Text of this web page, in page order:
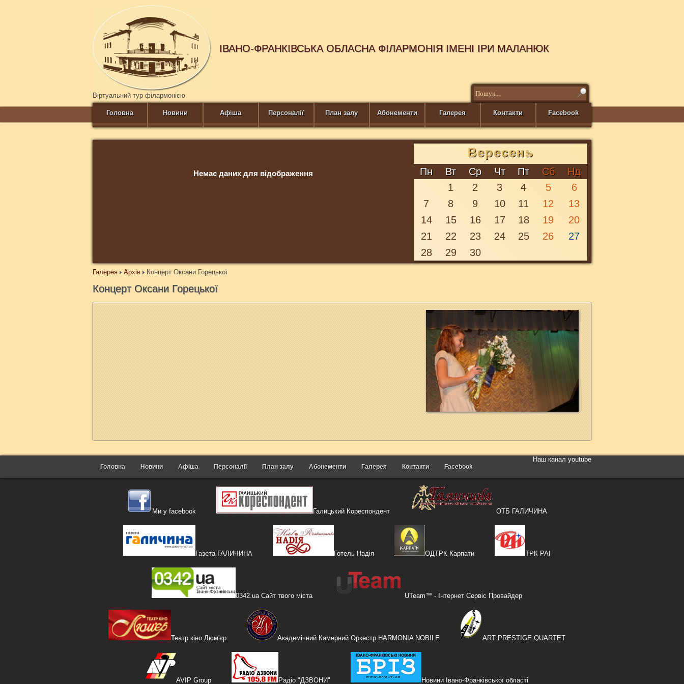
ІВАНО-ФРАНКІВСЬКА ОБЛАСНА ФІЛАРМОНІЯ ІМЕНІ ІРИ МАЛАНЮК
Віртуальний тур філармонією
Головна Новини Афіша Персоналії План залу Абонементи Галерея Контакти Facebook
Немає даних для відображення
Вересень
Пн Вт Ср Чт Пт Сб
Нд
1
2 3 4 5
6
7
8 9 10 11 12
13
14
15 16 17 18 19
20
21
22 23 24 25 26
27
28
29 30
Галерея Архів Концерт Оксани Горецької
Концерт Оксани Горецької
Головна Новини Афіша Персоналії План залу Абонементи Галерея Контакти Facebook
Наш канал youtube
Ми у facebook Галицький Кореспондент ОТБ ГАЛИЧИНА
Газета ГАЛИЧИНА Готель Надія ОДТРК Карпати ТРК РАІ
0342.ua Сайт твого міста UTeam™ - Інтернет Сервіс Провайдер
Театр кіно Люм'єр Академічний Камерний Оркестр HARMONIA NOBILE ART PRESTIGE QUARTET
AVIP Group Радіо "ДЗВОНИ" Новини Івано-Франківської області